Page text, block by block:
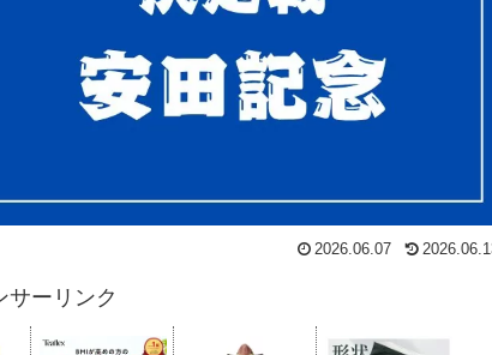
2026.06.07
サーリンク